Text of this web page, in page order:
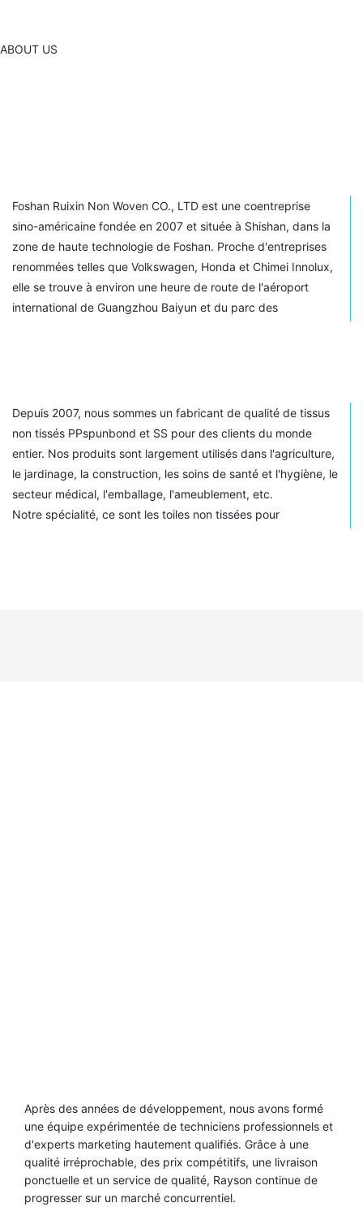
ABOUT US
Foshan Ruixin Non Woven CO., LTD est une coentreprise
sino-américaine fondée en 2007 et située à Shishan, dans la
zone de haute technologie de Foshan. Proche d'entreprises
renommées telles que Volkswagen, Honda et Chimei Innolux,
elle se trouve à environ une heure de route de l'aéroport
international de Guangzhou Baiyun et du parc des
vers l'Europe, les Amériques, l'Australie et d'autres régions du
monde.
Depuis 2007, nous sommes un fabricant de qualité de tissus
non tissés PPspunbond et SS pour des clients du monde
entier. Nos produits sont largement utilisés dans l'agriculture,
le jardinage, la construction, les soins de santé et l'hygiène, le
secteur médical, l'emballage, l'ameublement, etc.
Notre spécialité, ce sont les toiles non tissées pour
Après des années de développement, nous avons formé
une équipe expérimentée de techniciens professionnels et
d'experts marketing hautement qualifiés. Grâce à une
qualité irréprochable, des prix compétitifs, une livraison
ponctuelle et un service de qualité, Rayson continue de
progresser sur un marché concurrentiel.